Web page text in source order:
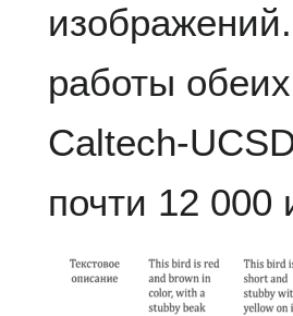
работы
почти 12 000